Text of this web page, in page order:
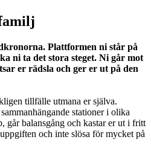
Plattformen ni står på
ni ta det stora steget. Ni går mot
er rädsla och ger er ut på den
tillfälle utmana er själva.
stationer i olika
går balansgång och kastar er ut i fritt
och inte slösa för mycket på